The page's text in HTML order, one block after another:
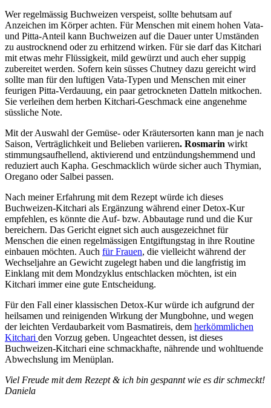
Wer regelmässig Buchweizen verspeist, sollte behutsam auf
Anzeichen im Körper achten. Für Menschen mit einem hohen Vata-
und Pitta-Anteil kann Buchweizen auf die Dauer unter Umständen
zu austrocknend oder zu erhitzend wirken. Für sie darf das Kitchari
mit etwas mehr Flüssigkeit, mild gewürzt und auch eher suppig
zubereitet werden. Sofern kein süsses Chutney dazu gereicht wird
sollte man für den luftigen Vata-Typen und Menschen mit einer
feurigen Pitta-Verdauung, ein paar getrockneten Datteln mitkochen.
Sie verleihen dem herben Kitchari-Geschmack eine angenehme
süssliche Note.
Mit der Auswahl der Gemüse- oder Kräutersorten kann man je nach
Saison, Verträglichkeit und Belieben variieren. Rosmarin wirkt
stimmungsaufhellend, aktivierend und entzündungshemmend und
reduziert auch Kapha. Geschmacklich würde sicher auch Thymian,
Oregano oder Salbei passen.
Nach meiner Erfahrung mit dem Rezept würde ich dieses
Buchweizen-Kitchari als Ergänzung während einer Detox-Kur
empfehlen, es könnte die Auf- bzw. Abbautage rund und die Kur
bereichern. Das Gericht eignet sich auch ausgezeichnet für
Menschen die einen regelmässigen Entgiftungstag in ihre Routine
einbauen möchten. Auch für Frauen, die vielleicht während der
Wechseljahre an Gewicht zugelegt haben und die langfristig im
Einklang mit dem Mondzyklus entschlacken möchten, ist ein
Kitchari immer eine gute Entscheidung.
Für den Fall einer klassischen Detox-Kur würde ich aufgrund der
heilsamen und reinigenden Wirkung der Mungbohne, und wegen
der leichten Verdaubarkeit vom Basmatireis, dem herkömmlichen
Kitchari den Vorzug geben. Ungeachtet dessen, ist dieses
Buchweizen-Kitchari eine schmackhafte, nährende und wohltuende
Abwechslung im Menüplan.
Viel Freude mit dem Rezept & ich bin gespannt wie es dir schmeckt!
Daniela